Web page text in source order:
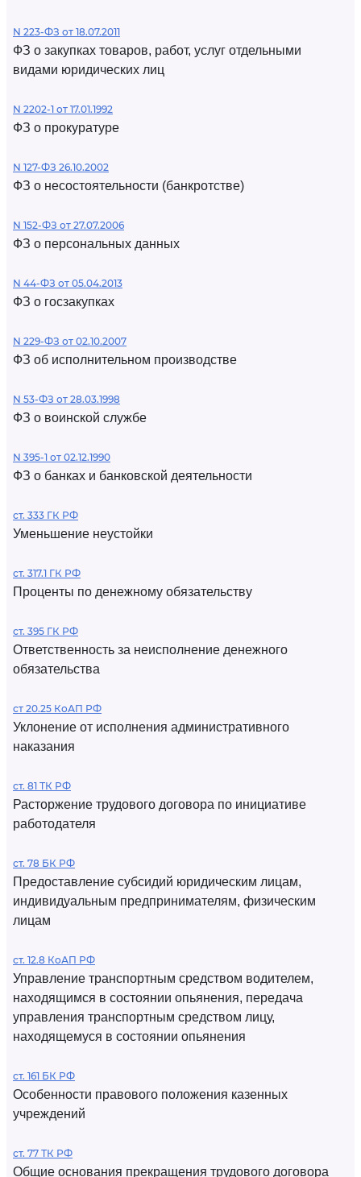
N 223-ФЗ от 18.07.2011
ФЗ о закупках товаров, работ, услуг отдельными
видами юридических лиц
N 2202-1 от 17.01.1992
ФЗ о прокуратуре
N 127-ФЗ 26.10.2002
ФЗ о несостоятельности (банкротстве)
N 152-ФЗ от 27.07.2006
ФЗ о персональных данных
N 44-ФЗ от 05.04.2013
ФЗ о госзакупках
N 229-ФЗ от 02.10.2007
ФЗ об исполнительном производстве
N 53-ФЗ от 28.03.1998
ФЗ о воинской службе
N 395-1 от 02.12.1990
ФЗ о банках и банковской деятельности
ст. 333 ГК РФ
Уменьшение неустойки
ст. 317.1 ГК РФ
Проценты по денежному обязательству
ст. 395 ГК РФ
Ответственность за неисполнение денежного
обязательства
ст 20.25 КоАП РФ
Уклонение от исполнения административного
наказания
ст. 81 ТК РФ
Расторжение трудового договора по инициативе
работодателя
ст. 78 БК РФ
Предоставление субсидий юридическим лицам,
индивидуальным предпринимателям, физическим
лицам
ст. 12.8 КоАП РФ
Управление транспортным средством водителем,
находящимся в состоянии опьянения, передача
управления транспортным средством лицу,
находящемуся в состоянии опьянения
ст. 161 БК РФ
Особенности правового положения казенных
учреждений
ст. 77 ТК РФ
Общие основания прекращения трудового договора